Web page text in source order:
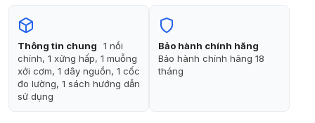
Thông tin chung
1 nồi
chính, 1 xửng hấp, 1 muỗng
xới cơm, 1 dây nguồn, 1 cốc
đo lường, 1 sách hướng dẫn
sử dụng
Bảo hành chính hãng
Bảo hành chính hãng 18
tháng